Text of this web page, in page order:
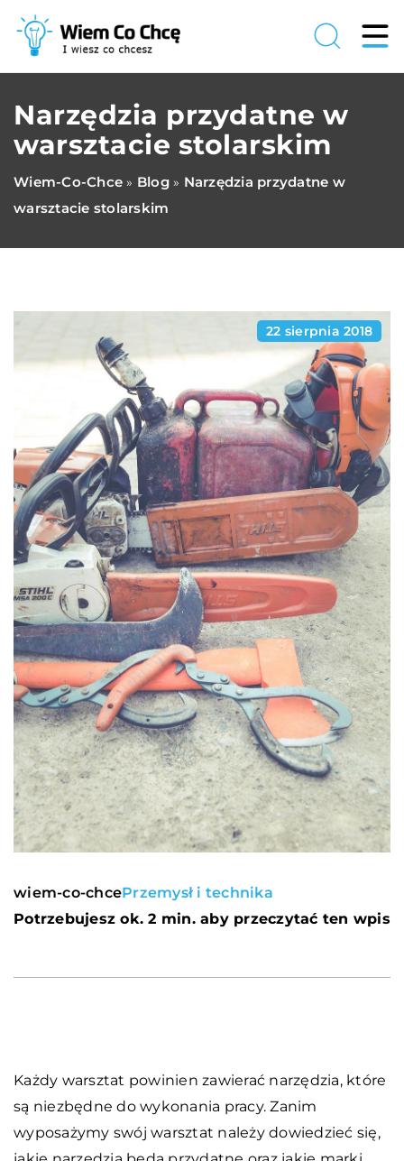
Narzędzia przydatne w
warsztacie stolarskim
Wiem-Co-Chce » Blog» Narzędzia przydatne w
warsztacie stolarskim
22 sierpnia 2018
wiem-co-chcePrzemysł i technika
Potrzebujesz ok. 2 min. aby przeczytać ten wpis
Każdy warsztat powinien zawierać narzędzia, które
są niezbędne do wykonania pracy. Zanim
wyposażymy swój warsztat należy dowiedzieć się,